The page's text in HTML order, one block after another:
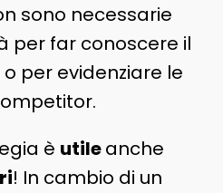
sono necessarie
per far conoscere il
per evidenziare le
è utileanche
! In cambio di un